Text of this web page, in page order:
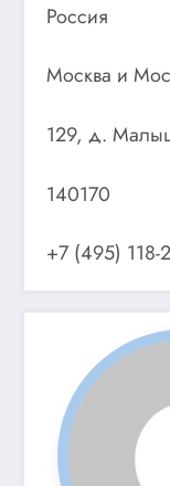
Россия
Москва и
129, д.
140170
+7 (495) 118-